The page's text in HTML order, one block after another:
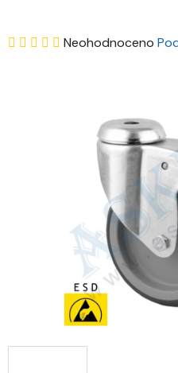
Průměrné
hvězdiček.
Neohodnoceno